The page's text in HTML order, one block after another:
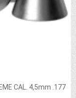
CAL. 4,5mm .177